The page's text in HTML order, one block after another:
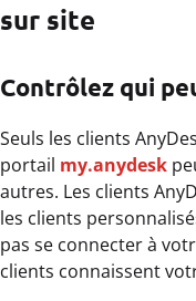
sur site
Contrôlez qui
Seuls les clients
portail my.anydesk
autres. Les clients
les clients
pas se connecter à
clients connaissent